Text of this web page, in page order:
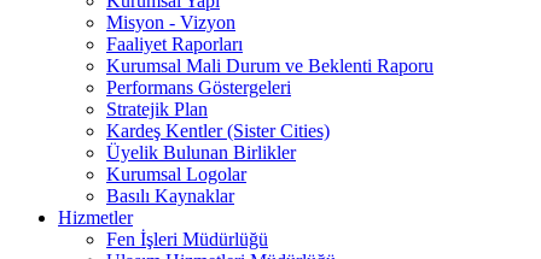
Misyon - Vizyon
Faaliyet Raporları
Kurumsal Mali Durum ve Beklenti Raporu
Performans Göstergeleri
Stratejik Plan
Kardeş Kentler (Sister Cities)
Üyelik Bulunan Birlikler
Kurumsal Logolar
Basılı Kaynaklar
Hizmetler
Fen İşleri Müdürlüğü